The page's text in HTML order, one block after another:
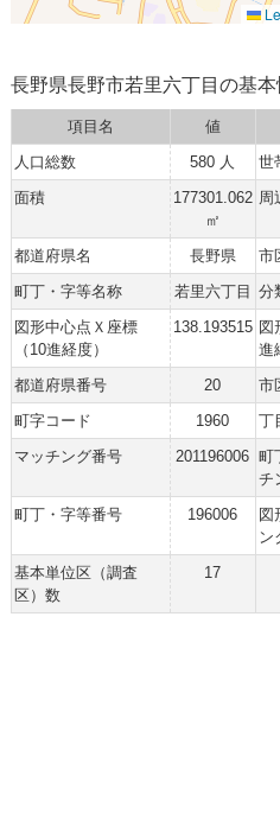
長野県長野市若里六丁目の基本
項目名 値
人口総数
580 人 世
面積
177301.062
㎡
周
都道府県名 長野県 市
町丁・字等名称
若里六丁目 分
図形中心点Ｘ座標
（10進経度）
138.193515 図
進
都道府県番号 20 市
町字コード
1960 丁
マッチング番号
201196006 町
チ
町丁・字等番号 196006
図
ン
基本単位区（調査
区）数
17